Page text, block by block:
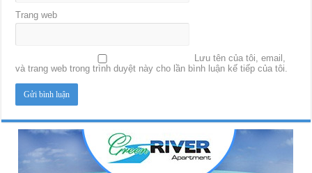
Trang web
Lưu tên của tôi, email,
và trang web trong trình duyệt này cho lần bình luận kế tiếp của tôi.